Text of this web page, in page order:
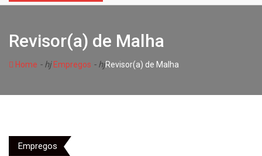
Revisor(a) de Malha
Home - hjEmpregos - hjRevisor(a) de Malha
Empregos